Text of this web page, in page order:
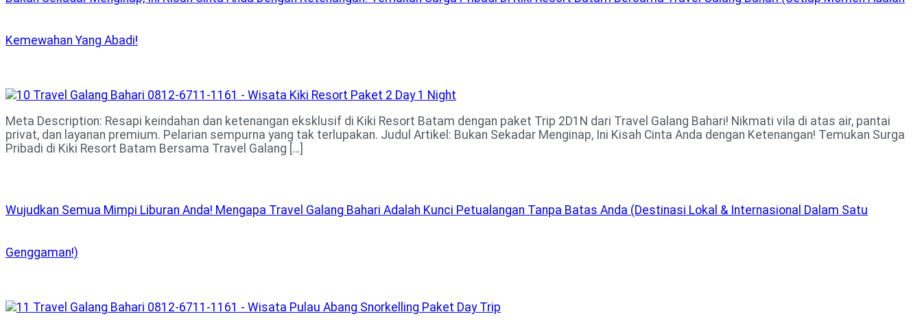
Kemewahan Yang Abadi!
Meta Description: Resapi keindahan dan ketenangan eksklusif di Kiki Resort Batam dengan paket Trip 2D1N dari Travel Galang Bahari! Nikmati vila di atas air, pantai
privat, dan layanan premium. Pelarian sempurna yang tak terlupakan. Judul Artikel: Bukan Sekadar Menginap, Ini Kisah Cinta Anda dengan Ketenangan! Temukan Surga
Pribadi di Kiki Resort Batam Bersama Travel Galang […]
Wujudkan Semua Mimpi Liburan Anda! Mengapa Travel Galang Bahari Adalah Kunci Petualangan Tanpa Batas Anda (Destinasi Lokal & Internasional Dalam Satu
Genggaman!)